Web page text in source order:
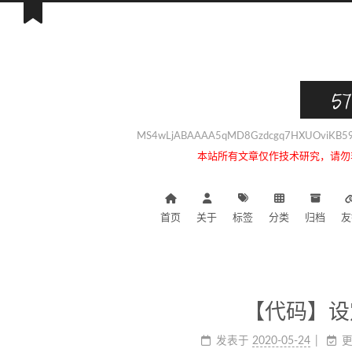
本站所有文章仅作技术研究，请
首页 关于 标签 分类 归档
【代码】
发表于 2020-05-24